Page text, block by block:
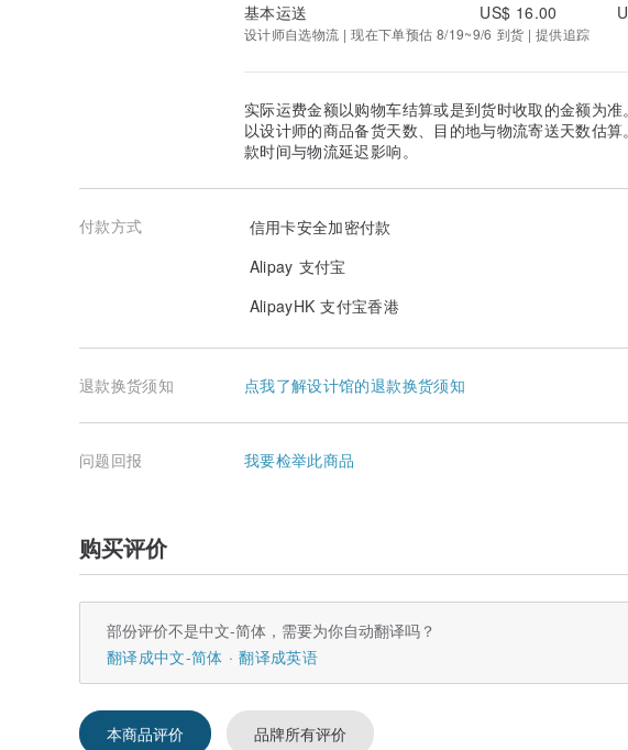
基本运送
US$ 16.00
设计师自选物流 | 现在下单预估 8/19~9/6 到货 | 提供追踪
实际运费金额以购物车结算或是到货时收取的金额为准。
以设计师的商品备货天数、目的地与物流寄送天数估
款时间与物流延迟影响。
付款方式
信用卡安全加密付款
Alipay 支付宝
AlipayHK 支付宝香港
退款换货须知 点我了解设计馆的退款换货须知
问题回报 我要检举此商品
购买评价
部份评价不是中文-简体，需要为你自动翻译吗？
翻译成中文-简体
翻译成英语
本商品评价 品牌所有评价